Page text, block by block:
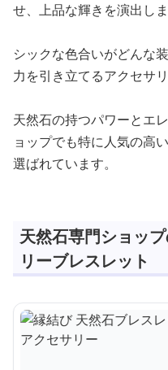
せ、上品な輝きを演出しま
シックな色合いがどんな
力を引き立てるアクセサリ
天然石の持つパワーとエ
ョップでも特に人気の高
選ばれています。
天然石専門ショッ
リーブレスレット